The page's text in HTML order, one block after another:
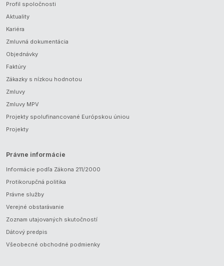
Profil spoločnosti
Aktuality
Kariéra
Zmluvná dokumentácia
Objednávky
Faktúry
Zákazky s nízkou hodnotou
Zmluvy
Zmluvy MPV
Projekty spolufinancované Európskou úniou
Projekty
Právne informácie
Informácie podľa Zákona 211/2000
Protikorupčná politika
Právne služby
Verejné obstarávanie
Zoznam utajovaných skutočností
Dátový predpis
Všeobecné obchodné podmienky